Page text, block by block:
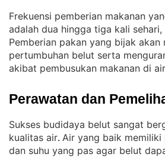
Frekuensi pemberian makanan
adalah dua hingga tiga kali
Pemberian pakan yang bijak akan
pertumbuhan belut serta
akibat pembusukan makanan di air
Perawatan dan
Sukses budidaya belut sangat
kualitas air. Air yang baik memiliki
dan suhu yang pas agar belut